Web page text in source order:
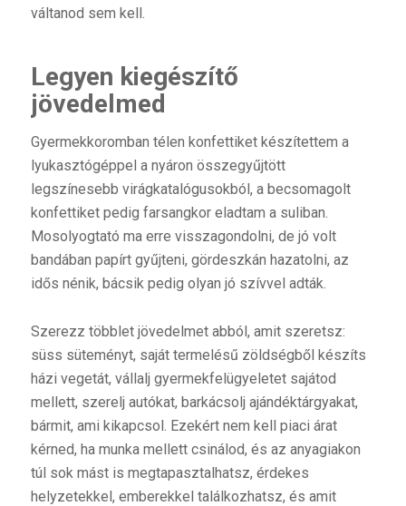
váltanod sem kell.
Legyen kiegészítő
jövedelmed
Gyermekkoromban télen konfettiket készítettem a
lyukasztógéppel a nyáron összegyűjtött
legszínesebb virágkatalógusokból, a becsomagolt
konfettiket pedig farsangkor eladtam a suliban.
Mosolyogtató ma erre visszagondolni, de jó volt
bandában papírt gyűjteni, gördeszkán hazatolni, az
idős nénik, bácsik pedig olyan jó szívvel adták.
Szerezz többlet jövedelmet abból, amit szeretsz:
süss süteményt, saját termelésű zöldségből készíts
házi vegetát, vállalj gyermekfelügyeletet sajátod
mellett, szerelj autókat, barkácsolj ajándéktárgyakat,
bármit, ami kikapcsol. Ezekért nem kell piaci árat
kérned, ha munka mellett csinálod, és az anyagiakon
túl sok mást is megtapasztalhatsz, érdekes
helyzetekkel, emberekkel találkozhatsz, és amit